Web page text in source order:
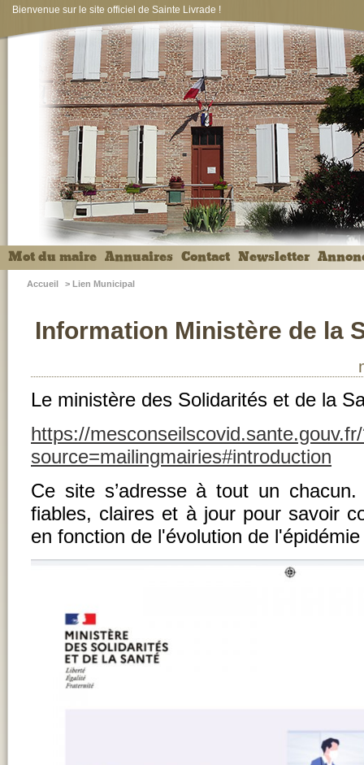
Bienvenue sur le site officiel de Sainte Livrade !
Mot du maire Annuaires Contact Newsletter
Accueil > Lien Municipal
Information Ministère de la
Le ministère des Solidarités et de la
https://
source=mailingmairies#introduction
Ce site s’adresse à tout un
fiables, claires et à jour pour savoir
en fonction de l'évolution de